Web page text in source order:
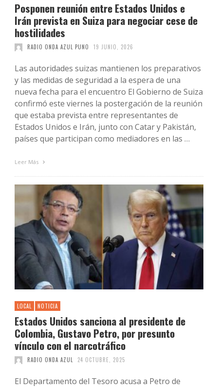
Posponen reunión entre Estados Unidos e
Irán prevista en Suiza para negociar cese de
hostilidades
RADIO ONDA AZUL PUNO 19 JUNIO, 2026
Las autoridades suizas mantienen los preparativos
y las medidas de seguridad a la espera de una
nueva fecha para el encuentro El Gobierno de Suiza
confirmó este viernes la postergación de la reunión
que estaba prevista entre representantes de
Estados Unidos e Irán, junto con Catar y Pakistán,
países que participan como mediadores en las …
Leer Más
LOCAL NOTICIA
Estados Unidos sanciona al presidente de
Colombia, Gustavo Petro, por presunto
vínculo con el narcotráfico
RADIO ONDA AZUL 24 OCTUBRE, 2025
El Departamento del Tesoro acusa a Petro de